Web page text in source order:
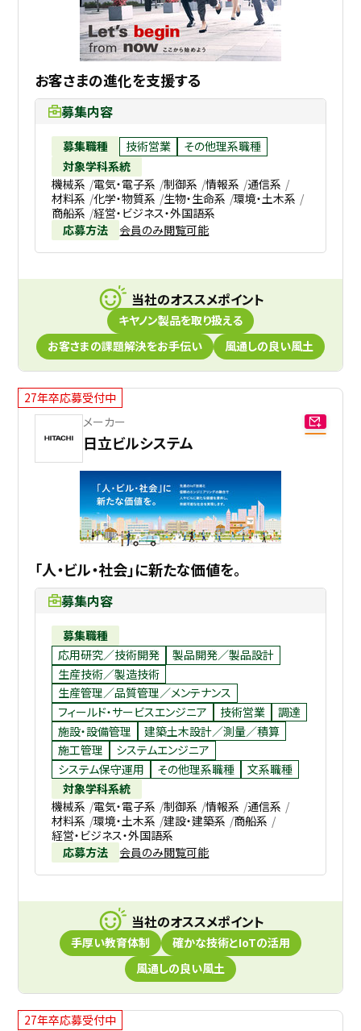
お客さまの進化を支援する
募集内容
募集職種 技術営業
その他理系職種
対象学科系統
機械系 電気・電子系 制御系 情報系 通信系
材料系 化学・物質系 生物・生命系 環境・土木系
商船系 経営・ビジネス・外国語系
応募方法
会員のみ閲覧可能
当社のオススメポイント
キヤノン製品を取り扱える
お客さまの課題解決をお手伝い
風通しの良い風土
27年卒応募受付中
メーカー
日立ビルシステム
「人・ビル・社会」に新たな価値を。
募集内容
募集職種
応用研究／技術開発
製品開発／製品設計
生産技術／製造技術
生産管理／品質管理／メンテナンス
フィールド・サービスエンジニア
技術営業
調達
施設・設備管理
建築土木設計／測量／積算
施工管理
システムエンジニア
システム保守運用
その他理系職種
文系職種
対象学科系統
機械系 電気・電子系 制御系 情報系 通信系
材料系 環境・土木系 建設・建築系 商船系
経営・ビジネス・外国語系
応募方法
会員のみ閲覧可能
当社のオススメポイント
手厚い教育体制
確かな技術とIoTの活用
風通しの良い風土
27年卒応募受付中